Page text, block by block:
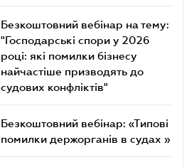
Безкоштовний вебінар на тему:
"Господарські спори у 2026
році: які помилки бізнесу
найчастіше призводять до
судових конфліктів"
Безкоштовний вебінар: «Типові
помилки держорганів в судах »